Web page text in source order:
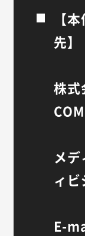
【
先】
株式
メ
ィ
E-